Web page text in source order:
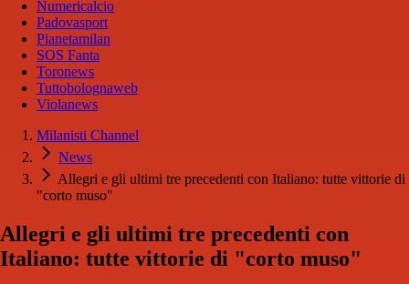
Numericalcio
Padovasport
Pianetamilan
SOS Fanta
Toronews
Tuttobolognaweb
Violanews
Milanisti Channel
News
Allegri e gli ultimi tre precedenti con Italiano: tutte vittorie di
"corto muso"
Allegri e gli ultimi tre precedenti con
Italiano: tutte vittorie di "corto muso"